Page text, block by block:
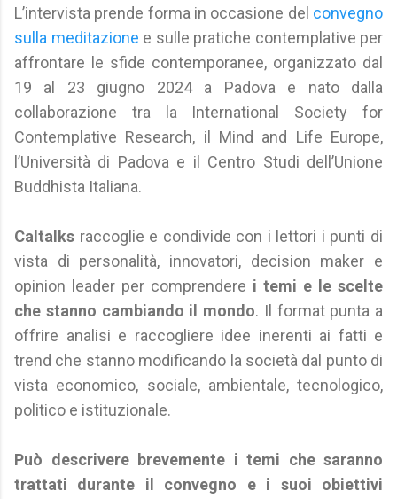
L’intervista prende forma in occasione del convegno
sulla meditazione e sulle pratiche contemplative per
affrontare le sfide contemporanee, organizzato dal
19 al 23 giugno 2024 a Padova e nato dalla
collaborazione tra la International Society for
Contemplative Research, il Mind and Life Europe,
l’Università di Padova e il Centro Studi dell’Unione
Buddhista Italiana.
Caltalks raccoglie e condivide con i lettori i punti di
vista di personalità, innovatori, decision maker e
opinion leader per comprendere i temi e le scelte
che stanno cambiando il mondo. Il format punta a
offrire analisi e raccogliere idee inerenti ai fatti e
trend che stanno modificando la società dal punto di
vista economico, sociale, ambientale, tecnologico,
politico e istituzionale.
Può descrivere brevemente i temi che saranno
trattati durante il convegno e i suoi obiettivi